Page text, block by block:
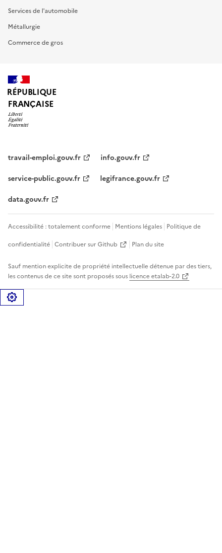
Services de l'automobile
Métallurgie
Commerce de gros
RÉPUBLIQUE
FRANÇAISE
travail-emploi.gouv.fr
info.gouv.fr
service-public.gouv.fr
legifrance.gouv.fr
data.gouv.fr
Accessibilité : totalement conforme Mentions légales Politique de
confidentialité Contribuer sur Github Plan du site
Sauf mention explicite de propriété intellectuelle détenue par des tiers,
les contenus de ce site sont proposés sous licence etalab-2.0
Gérer les cookies